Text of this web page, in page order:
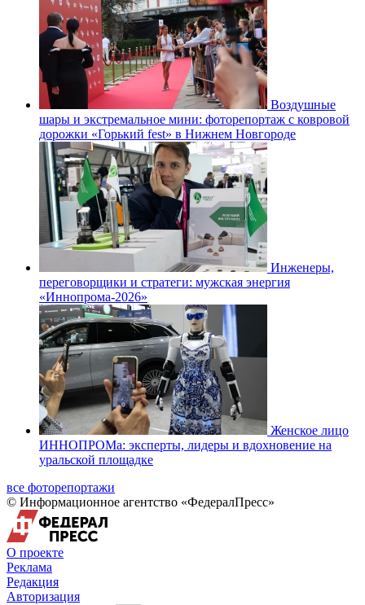
Воздушные
шары и экстремальное мини: фоторепортаж с ковровой
дорожки «Горький fest» в Нижнем Новгороде
Инженеры,
переговорщики и стратеги: мужская энергия
«Иннопрома-2026»
Женское лицо
ИННОПРОМа: эксперты, лидеры и вдохновение на
уральской площадке
все фоторепортажи
© Информационное агентство «ФедералПресс»
О проекте
Реклама
Редакция
Авторизация